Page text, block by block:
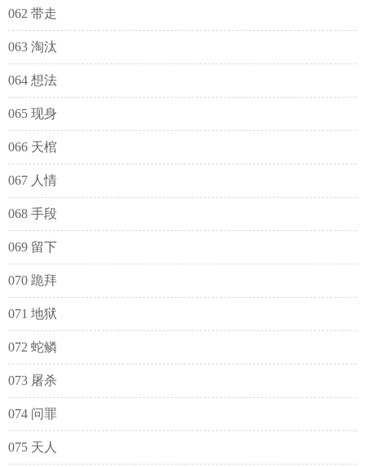
062 带走
063 淘汰
064 想法
065 现身
066 天棺
067 人情
068 手段
069 留下
070 跪拜
071 地狱
072 蛇鳞
073 屠杀
074 问罪
075 天人